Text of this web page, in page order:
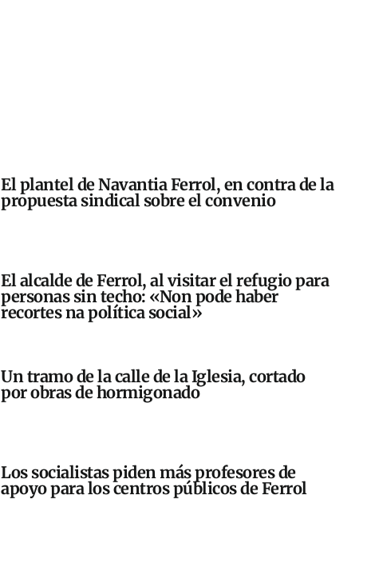
El plantel de Navantia Ferrol, en contra de la
propuesta sindical sobre el convenio
El alcalde de Ferrol, al visitar el refugio para
personas sin techo: «Non pode haber
recortes na política social»
Un tramo de la calle de la Iglesia, cortado
por obras de hormigonado
Los socialistas piden más profesores de
apoyo para los centros públicos de Ferrol